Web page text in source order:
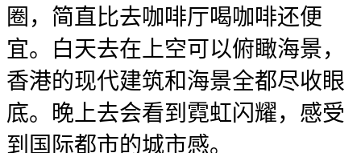
圈，简直比去咖啡厅喝咖啡还便
宜。白天去在上空可以俯瞰海景，
香港的现代建筑和海景全都尽收眼
底。晚上去会看到霓虹闪耀，感受
到国际都市的城市感。